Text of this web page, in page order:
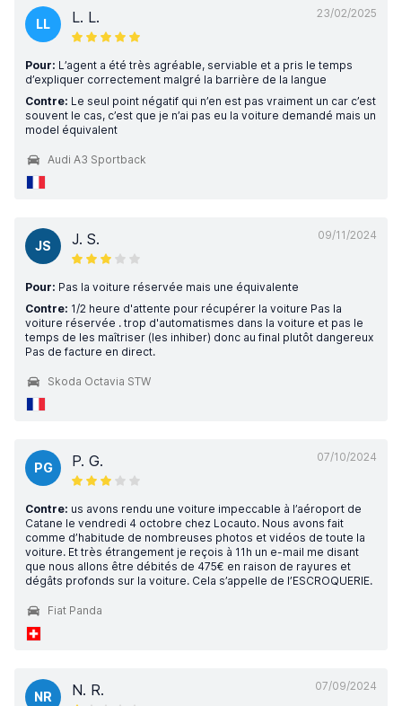
23/02/2025
LL L. L.
Pour: L’agent a été très agréable, serviable et a pris le temps
d’expliquer correctement malgré la barrière de la langue
Contre: Le seul point négatif qui n’en est pas vraiment un car c’est
souvent le cas, c’est que je n’ai pas eu la voiture demandé mais un
model équivalent
Audi A3 Sportback
09/11/2024
JS J. S.
Pour: Pas la voiture réservée mais une équivalente
Contre: 1/2 heure d'attente pour récupérer la voiture Pas la
voiture réservée . trop d'automatismes dans la voiture et pas le
temps de les maîtriser (les inhiber) donc au final plutôt dangereux
Pas de facture en direct.
Skoda Octavia STW
07/10/2024
PG P. G.
Contre: us avons rendu une voiture impeccable à l’aéroport de
Catane le vendredi 4 octobre chez Locauto. Nous avons fait
comme d’habitude de nombreuses photos et vidéos de toute la
voiture. Et très étrangement je reçois à 11h un e-mail me disant
que nous allons être débités de 475€ en raison de rayures et
dégâts profonds sur la voiture. Cela s’appelle de l’ESCROQUERIE.
Fiat Panda
07/09/2024
NR N. R.